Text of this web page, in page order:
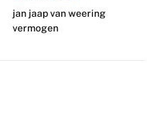
jan jaap van weering
vermogen